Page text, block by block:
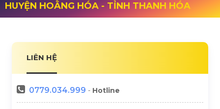
HUYỆN HOẰNG HÓA - TỈNH THANH HÓA
LIÊN HỆ
0779.034.999 - Hotline